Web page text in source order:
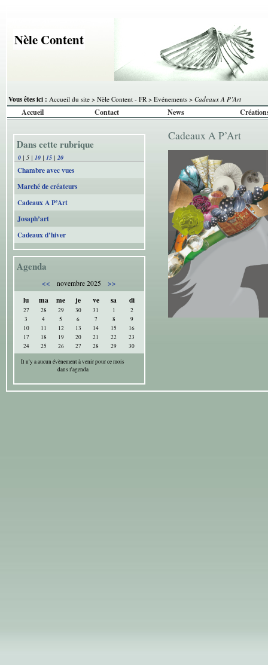
Nèle Content
Vous êtes ici : Accueil du site > Nèle Content - FR > Evénements > Cadeaux A P’Art
Accueil Contact News
Dans cette rubrique
0 | 5 | 10 | 15 | 20
Chambre avec vues
Marché de créateurs
Cadeaux A P’Art
Josaph’art
Cadeaux d’hiver
Agenda
<< novembre 2025
>>
lu
ma me je ve sa di
27 28 29 30 31 1
2
3
4 5 6 7 8
9
10
11 12 13 14 15
16
17
18 19 20 21 22
23
24
25 26 27 28 29
30
Il n'y a aucun évènement à venir pour ce mois
dans l'agenda
Cadeaux A P’Art